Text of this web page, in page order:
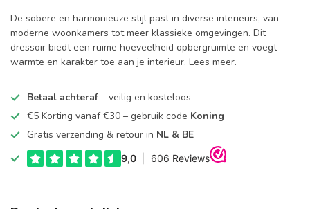
De sobere en harmonieuze stijl past in diverse interieurs, van
moderne woonkamers tot meer klassieke omgevingen. Dit
dressoir biedt een ruime hoeveelheid opbergruimte en voegt
warmte en karakter toe aan je interieur. Lees meer.
Betaal achteraf – veilig en kosteloos
€5 Korting vanaf €30 – gebruik code Koning
Gratis verzending & retour in NL & BE